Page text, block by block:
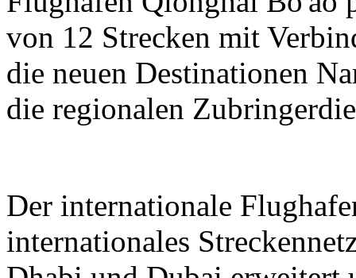
von 12 Strecken mit
die neuen Destinationen
die regionalen
Der internationale
internationales